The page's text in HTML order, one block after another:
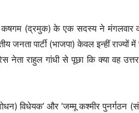
(द्रमुक) के एक सदस्य ने मंगलवार को
जनता पार्टी (भाजपा) केवल इन्हीं
नेता राहुल गांधी से पूछा कि क्या वह
विधेयक’ और ‘जम्मू कश्मीर पुनर्गठन